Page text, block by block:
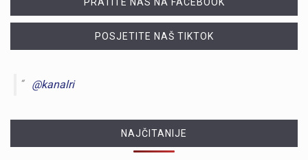
PRATITE NAS NA FACEBOOK
POSJETITE NAŠ TIKTOK
@kanalri
NAJČITANIJE